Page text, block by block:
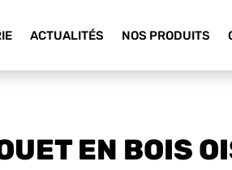
ACTUALITÉS NOS PRODUITS
EN BOIS